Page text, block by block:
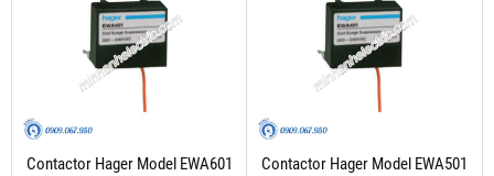
Contactor Hager Model EWA601
Contactor Hager Model EWA501